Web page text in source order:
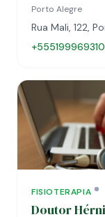
Porto Alegre
Rua Mali, 122,
FISIOTERAPIA
Doutor